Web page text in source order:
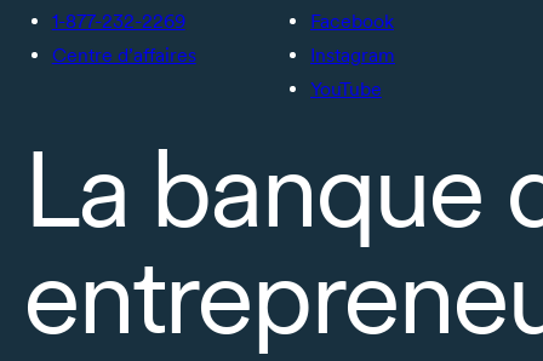
1-877-232-2269
Centre d’affaires
Facebook
Instagram
YouTube
La banque